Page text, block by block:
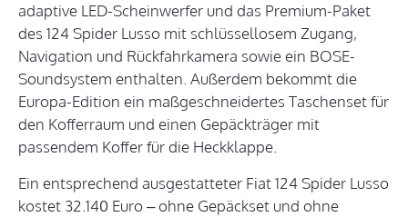
adaptive LED-Scheinwerfer und das Premium-Paket
des 124 Spider Lusso mit schlüssellosem Zugang,
Navigation und Rückfahrkamera sowie ein BOSE-
Soundsystem enthalten. Außerdem bekommt die
Europa-Edition ein maßgeschneidertes Taschenset für
den Kofferraum und einen Gepäckträger mit
passendem Koffer für die Heckklappe.
Ein entsprechend ausgestatteter Fiat 124 Spider Lusso
kostet 32.140 Euro – ohne Gepäckset und ohne